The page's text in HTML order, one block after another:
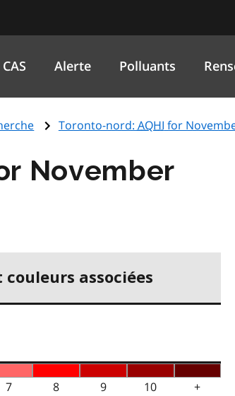
CAS Alerte Polluants
Toronto-nord: AQHI for
November
associées
7 8 9 10
+